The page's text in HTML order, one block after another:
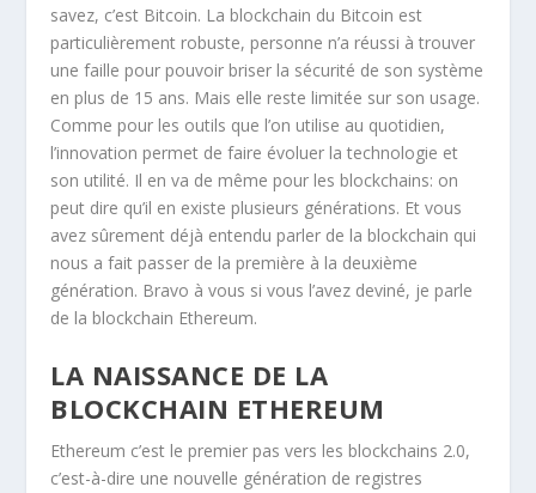
savez, c’est Bitcoin. La blockchain du Bitcoin est
particulièrement robuste, personne n’a réussi à trouver
une faille pour pouvoir briser la sécurité de son système
en plus de 15 ans. Mais elle reste limitée sur son usage.
Comme pour les outils que l’on utilise au quotidien,
l’innovation permet de faire évoluer la technologie et
son utilité. Il en va de même pour les blockchains: on
peut dire qu’il en existe plusieurs générations. Et vous
avez sûrement déjà entendu parler de la blockchain qui
nous a fait passer de la première à la deuxième
génération. Bravo à vous si vous l’avez deviné, je parle
de la blockchain Ethereum.
LA NAISSANCE DE LA
BLOCKCHAIN ETHEREUM
Ethereum c’est le premier pas vers les blockchains 2.0,
c’est-à-dire une nouvelle génération de registres